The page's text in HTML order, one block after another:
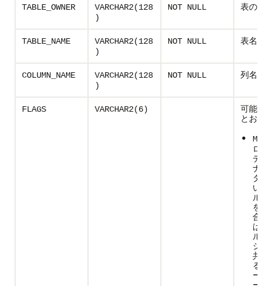
TABLE_OWNER
VARCHAR2(128
)
NOT NULL 表の所
TABLE_NAME
VARCHAR2(128
)
NOT NULL 表名
COLUMN_NAME
VARCHAR2(128
)
NOT NULL 列名
FLAGS VARCHAR2(6)
可能な
とおり
ロ
ディ
ナリ
タ
い
ル
を
合グ
は
ル
シ
共有
る
ー